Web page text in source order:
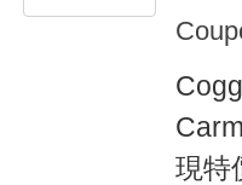
現特